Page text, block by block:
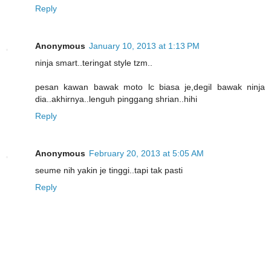
Reply
Anonymous January 10, 2013 at 1:13 PM
ninja smart..teringat style tzm..
pesan kawan bawak moto lc biasa je,degil bawak ninja
dia..akhirnya..lenguh pinggang shrian..hihi
Reply
Anonymous February 20, 2013 at 5:05 AM
seume nih yakin je tinggi..tapi tak pasti
Reply